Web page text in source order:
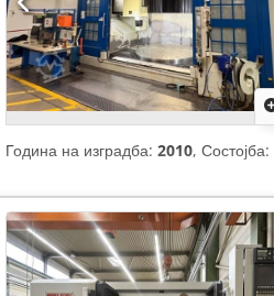
Година на изградба: 2010, Состојба: